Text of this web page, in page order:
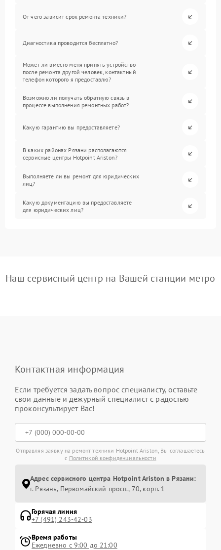
От чего зависит срок ремонта техники?
Диагностика проводится бесплатно?
Может ли вместо меня принять устройство
после ремонта другой человек, контактный
телефон которого я предоставлю?
Возможно ли получать обратную связь в
процессе выполнения ремонтных работ?
Какую гарантию вы предоставляете?
В каких районах Рязани располагаются
сервисные центры Hotpoint Ariston?
Выполняете ли вы ремонт для юридических
лиц?
Какую документацию вы предоставляете
для юридических лиц?
Наш сервисный центр на Вашей станции метро
Контактная информация
Если требуется задать вопрос специалисту, оставьте
свои данные и дежурный специалист с радостью
проконсультирует Вас!
Отправляя заявку на ремонт техники Hotpoint Ariston, Вы соглашаетесь
с Политикой конфиденциальности
Адрес сервисного центра Hotpoint Ariston в Рязани:
г. Рязань, Первомайский просп., 70, корп. 1
Горячая линия
+7 (491) 243-42-03
Время работы
Ежедневно с 9:00 до 21:00